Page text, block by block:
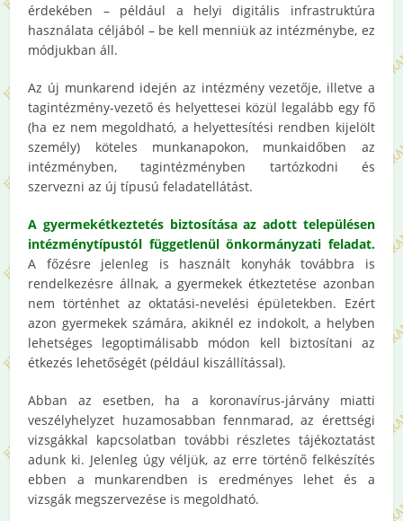
érdekében – például a helyi digitális infrastruktúra
használata céljából – be kell menniük az intézménybe, ez
módjukban áll.
Az új munkarend idején az intézmény vezetője, illetve a
tagintézmény-vezető és helyettesei közül legalább egy fő
(ha ez nem megoldható, a helyettesítési rendben kijelölt
személy) köteles munkanapokon, munkaidőben az
intézményben, tagintézményben tartózkodni és
szervezni az új típusú feladatellátást.
A gyermekétkeztetés biztosítása az adott településen
intézménytípustól függetlenül önkormányzati feladat.
A főzésre jelenleg is használt konyhák továbbra is
rendelkezésre állnak, a gyermekek étkeztetése azonban
nem történhet az oktatási-nevelési épületekben. Ezért
azon gyermekek számára, akiknél ez indokolt, a helyben
lehetséges legoptimálisabb módon kell biztosítani az
étkezés lehetőségét (például kiszállítással).
Abban az esetben, ha a koronavírus-járvány miatti
veszélyhelyzet huzamosabban fennmarad, az érettségi
vizsgákkal kapcsolatban további részletes tájékoztatást
adunk ki. Jelenleg úgy véljük, az erre történő felkészítés
ebben a munkarendben is eredményes lehet és a
vizsgák megszervezése is megoldható.